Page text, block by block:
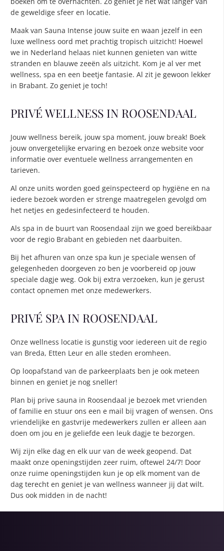
de geweldige sfeer en locatie.
Maak van Sauna Intense jouw suite en waan jezelf in een
luxe wellness oord met prachtig tropisch uitzicht! Hoewel
we in Nederland helaas niet kunnen genieten van witte
stranden en blauwe zeeën als uitzicht. Kom je al ver met
wellness, spa en een beetje fantasie. Al zit je gewoon lekker
in Brabant. Zo geniet je toch!
PRIVÉ WELLNESS IN ROOSENDAAL
Jouw wellness bereik, jouw spa moment, jouw break! Boek
jouw onvergetelijke ervaring en bezoek onze website voor
informatie over eventuele wellness arrangementen en
tarieven.
Al onze units worden goed geïnspecteerd op hygiëne en na
iedere bezoek worden er strenge maatregelen gevolgd om
het netjes en gedesinfecteerd te houden.
Als spa in de buurt van Roosendaal zijn we goed bereikbaar
voor de regio Brabant en gebieden net daarbuiten.
Bij het afhuren van onze spa kun je speciale wensen of
gelegenheden doorgeven zo ben je voorbereid op jouw
speciale dagje weg. Ook bij extra verzoeken, kun je gerust
contact opnemen met onze medewerkers.
PRIVÉ SPA IN ROOSENDAAL
Onze wellness locatie is gunstig voor iedereen uit de regio
van Breda, Etten Leur en alle steden eromheen.
Op loopafstand van de parkeerplaats ben je ook meteen
binnen en geniet je nog sneller!
Plan bij prive sauna in Roosendaal je bezoek met vrienden
of familie en stuur ons een e mail bij vragen of wensen. Ons
vriendelijke en gastvrije medewerkers zullen er alleen aan
doen om jou en je geliefde een leuk dagje te bezorgen.
Wij zijn elke dag en elk uur van de week geopend. Dat
maakt onze openingstijden zeer ruim, oftewel 24/7! Door
onze ruime openingstijden kun je op elk moment van de
dag terecht en geniet je van wellness wanneer jij dat wilt.
Dus ook midden in de nacht!